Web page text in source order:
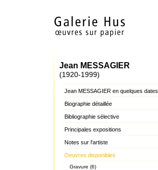
Jean MESSAGIER
(1920-1999)
Jean MESSAGIER en quelques dates
Biographie détaillée
Bibliographie sélective
Principales expositions
Notes sur l'artiste
Oeuvres disponibles
Gravure (6)